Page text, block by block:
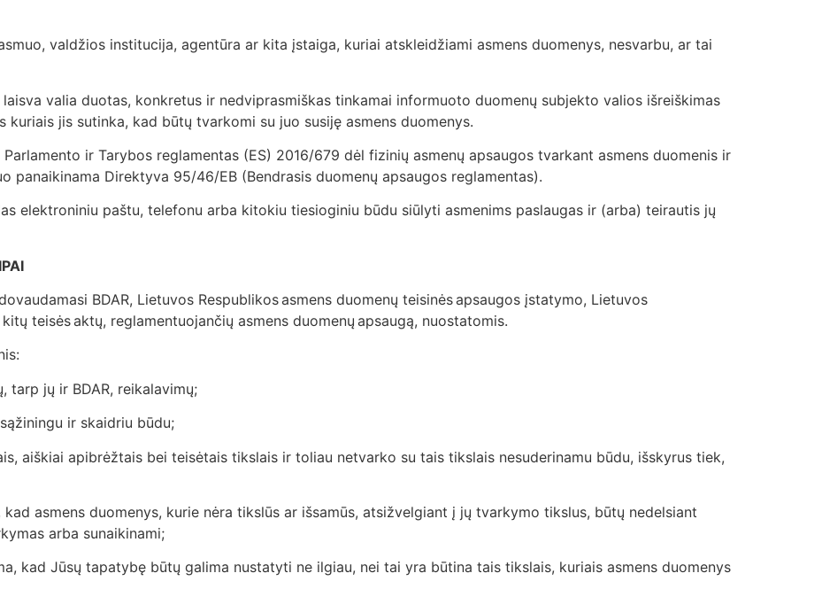
valdžios institucija, agentūra ar kita įstaiga, kuriai atskleidžiami asmens duomenys, nesvarbu, ar tai
valia duotas, konkretus ir nedviprasmiškas tinkamai informuoto duomenų subjekto valios išreiškimas
kuriais jis sutinka, kad būtų tvarkomi su juo susiję asmens duomenys.
ir Tarybos reglamentas (ES) 2016/679 dėl fizinių asmenų apsaugos tvarkant asmens duomenis ir
panaikinama Direktyva 95/46/EB (Bendrasis duomenų apsaugos reglamentas).
elektroniniu paštu, telefonu arba kitokiu tiesioginiu būdu siūlyti asmenims paslaugas ir (arba) teirautis jų
BDAR, Lietuvos Respublikos asmens duomenų teisinės apsaugos įstatymo, Lietuvos
teisės aktų, reglamentuojančių asmens duomenų apsaugą, nuostatomis.
tarp jų ir BDAR, reikalavimų;
ir skaidriu būdu;
aiškiai apibrėžtais bei teisėtais tikslais ir toliau netvarko su tais tikslais nesuderinamu būdu, išskyrus tiek,
asmens duomenys, kurie nėra tikslūs ar išsamūs, atsižvelgiant į jų tvarkymo tikslus, būtų nedelsiant
arba sunaikinami;
kad Jūsų tapatybę būtų galima nustatyti ne ilgiau, nei tai yra būtina tais tikslais, kuriais asmens duomenys